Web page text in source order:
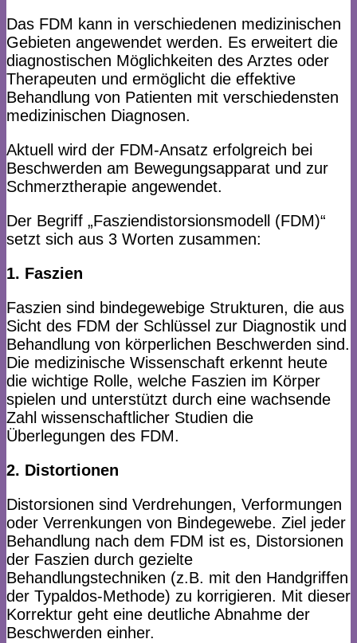
Das FDM kann in verschiedenen medizinischen
Gebieten angewendet werden. Es erweitert die
diagnostischen Möglichkeiten des Arztes oder
Therapeuten und ermöglicht die effektive
Behandlung von Patienten mit verschiedensten
medizinischen Diagnosen.
Aktuell wird der FDM-Ansatz erfolgreich bei
Beschwerden am Bewegungsapparat und zur
Schmerztherapie angewendet.
Der Begriff „Fasziendistorsionsmodell (FDM)“
setzt sich aus 3 Worten zusammen:
1. Faszien
Faszien sind bindegewebige Strukturen, die aus
Sicht des FDM der Schlüssel zur Diagnostik und
Behandlung von körperlichen Beschwerden sind.
Die medizinische Wissenschaft erkennt heute
die wichtige Rolle, welche Faszien im Körper
spielen und unterstützt durch eine wachsende
Zahl wissenschaftlicher Studien die
Überlegungen des FDM.
2. Distortionen
Distorsionen sind Verdrehungen, Verformungen
oder Verrenkungen von Bindegewebe. Ziel jeder
Behandlung nach dem FDM ist es, Distorsionen
der Faszien durch gezielte
Behandlungstechniken (z.B. mit den Handgriffen
der Typaldos-Methode) zu korrigieren. Mit dieser
Korrektur geht eine deutliche Abnahme der
Beschwerden einher.